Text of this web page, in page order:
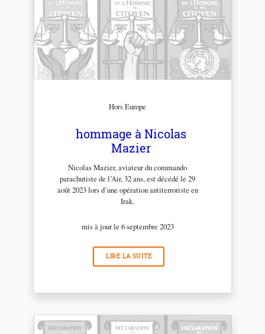
Hors Europe
hommage à Nicolas
Mazier
Nicolas Mazier, aviateur du commando
parachutiste de l’Air, 32 ans, est décédé le 29
août 2023 lors d’une opération antiterroriste en
Irak.
mis à jour le 6 septembre 2023
LIRE LA SUITE